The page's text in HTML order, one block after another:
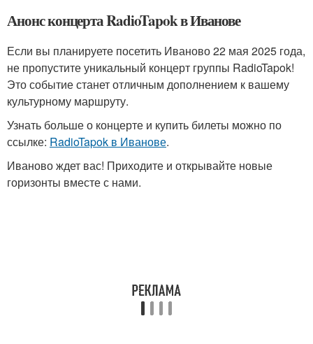
Анонс концерта RadioTapok в Иванове
Если вы планируете посетить Иваново 22 мая 2025 года,
не пропустите уникальный концерт группы RadioTapok!
Это событие станет отличным дополнением к вашему
культурному маршруту.
Узнать больше о концерте и купить билеты можно по
ссылке: RadioTapok в Иванове.
Иваново ждет вас! Приходите и открывайте новые
горизонты вместе с нами.